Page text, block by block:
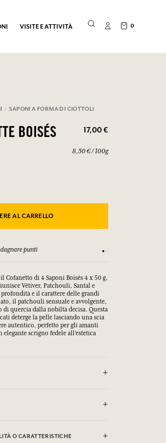
VISITE E ATTIVITÀ 0
SAPONI A FORMA DI CIOTTOLI
BOISÉS 17,00 €
8,50 € / 100g
AL CARRELLO
punti
Cofanetto di 4 Saponi Boisés 4 x 50 g,
Vétiver, Patchouli, Santal e
e il carattere delle grandi
il patchouli sensuale e avvolgente,
di quercia dalla nobiltà decisa. Questa
deterge la pelle lasciando una scia
autentico, perfetto per gli amanti
scrigno fedele all’estetica
Aqua (Water), Parfum (Fragrance),
Tetrasodium Etidronate,
O CARATTERISTICHE